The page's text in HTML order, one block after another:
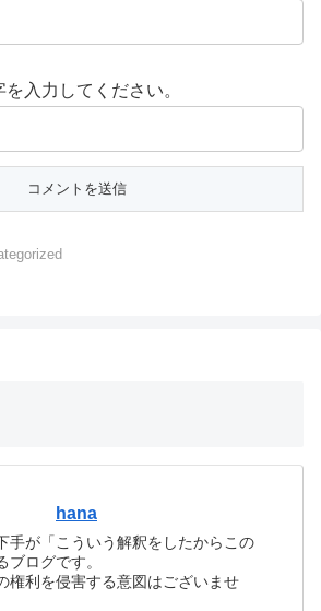
を入力してください。
hana
手が「こういう解釈をしたからこの
ブログです。
権利を侵害する意図はございませ